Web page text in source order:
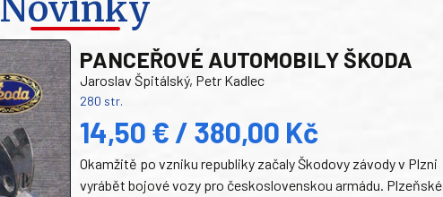
Novinky
PANCEŘOVÉ AUTOMOBILY ŠKODA
Jaroslav Špitálský, Petr Kadlec
280 str.
14,50 € / 380,00 Kč
Okamžitě po vzniku republiky začaly Škodovy závody v Plzni
vyrábět bojové vozy pro československou armádu. Plzeňské